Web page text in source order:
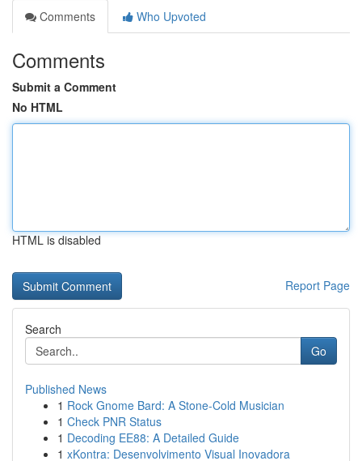
Comments
Who Upvoted
Comments
Submit a Comment
No HTML
HTML is disabled
Report Page
Search
Go
Published News
1 Rock Gnome Bard: A Stone-Cold Musician
1 Check PNR Status
1 Decoding EE88: A Detailed Guide
1 xKontra: Desenvolvimento Visual Inovadora